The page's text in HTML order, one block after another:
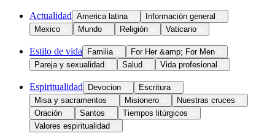
Actualidad America latina
Información general
Mexico
Mundo Religión Vaticano
Estilo de vida Familia
For Her &amp; For Men
Pareja y sexualidad
Salud Vida profesional
Espiritualidad Devocion
Escritura
Misa y sacramentos
Misionero
Nuestras cruces
Oración
Santos
Tiempos litúrgicos
Valores espiritualidad